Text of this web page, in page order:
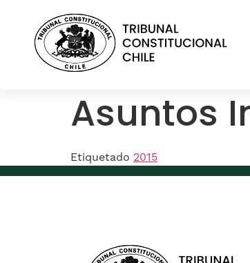
Asuntos
Etiquetado 2015